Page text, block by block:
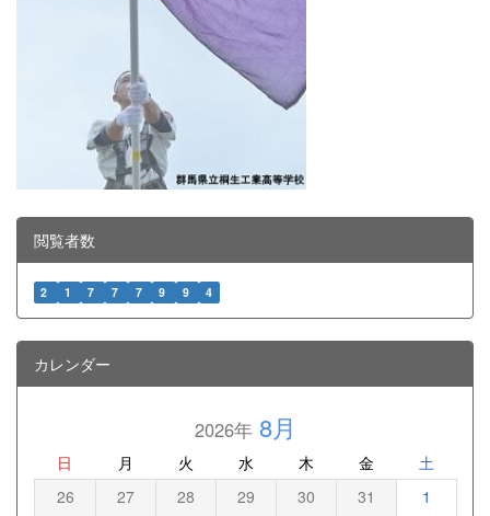
閲覧者数
2 1 7 7 7 9 9 4
カレンダー
2026年8月
日 月 火 水 木 金 土
26 27 28 29 30 31 1